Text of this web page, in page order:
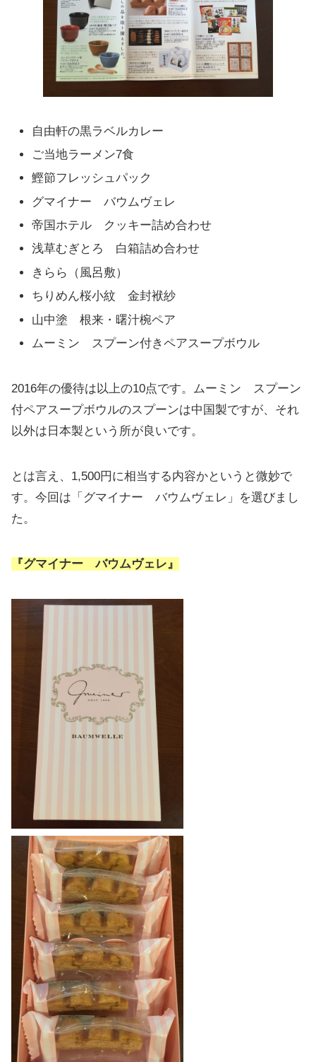
自由軒の黒ラベルカレー
ご当地ラーメン7食
鰹節フレッシュパック
グマイナー バウムヴェレ
帝国ホテル クッキー詰め合わせ
浅草むぎとろ 白箱詰め合わせ
きらら（風呂敷）
ちりめん桜小紋 金封袱紗
山中塗 根来・曙汁椀ペア
ムーミン スプーン付きペアスープボウル
2016年の優待は以上の10点です。ムーミン スプーン
付ペアスープボウルのスプーンは中国製ですが、それ
以外は日本製という所が良いです。
とは言え、1,500円に相当する内容かというと微妙で
す。今回は「グマイナー バウムヴェレ」を選びまし
た。
『グマイナー バウムヴェレ』